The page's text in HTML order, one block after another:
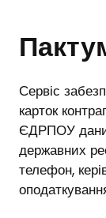
Сервіс
карток
ЄДРПОУ
державних
телефон,